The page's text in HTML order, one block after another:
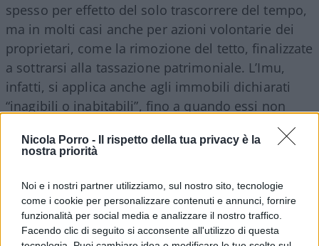
Nicola Porro -
Il rispetto della tua privacy è la
nostra priorità
Noi e i nostri partner utilizziamo, sul nostro sito, tecnologie
come i cookie per personalizzare contenuti e annunci, fornire
funzionalità per social media e analizzare il nostro traffico.
Facendo clic di seguito si acconsente all'utilizzo di questa
spesso per effetto del solo trascorrere del tempo,
ma in molti casi anche per azioni volontarie dei
proprietari, come la rimozione del tetto, finalizzate
a sottrarsi alla tassazione patrimoniale. L’Imu,
infatti, si applica anche agli immobili dichiarati
“inagibili o inabitabili”, fino a quando essi non
vengano formalmente classificati come unità
collabenti.
La politica non può continuare aignorareche una
parte significativa del nostro patrimonio
immobiliare – spesso costituita da immobili di